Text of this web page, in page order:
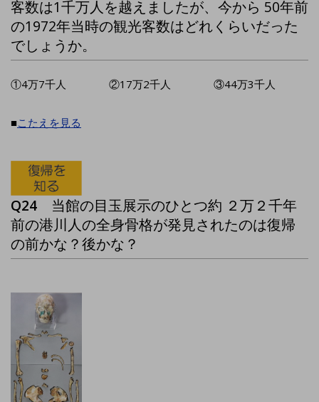
客数は1千万人を越えましたが、今から 50年前
の1972年当時の観光客数はどれくらいだった
でしょうか。
①4万7千人 ②17万2千人 ③44万3千人
■こたえを見る
Q24 当館の目玉展示のひとつ約 ２万２千年
前の港川人の全身骨格が発見されたのは復帰
の前かな？後かな？